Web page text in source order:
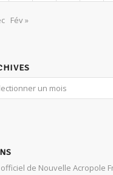
Fév »
de Nouvelle Acropole